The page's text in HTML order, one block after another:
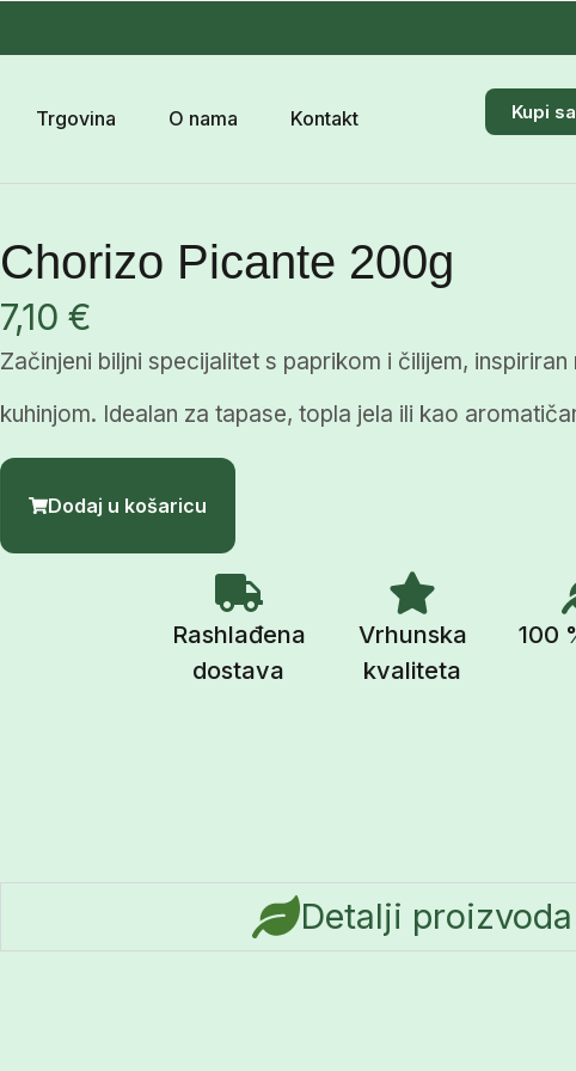
Trgovina O nama Kontakt Kupi
Chorizo Picante 200g
7,10€
Začinjeni biljni specijalitet s paprikom i čilijem,
kuhinjom. Idealan za tapase, topla jela ili kao
Dodaj u košaricu
Rashlađena
dostava
Vrhunska
kvaliteta
100
Detalji proizvoda